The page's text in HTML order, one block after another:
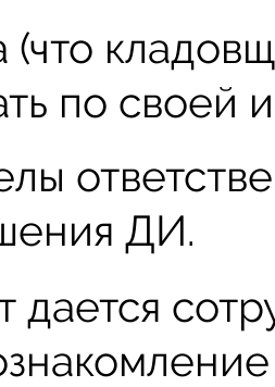
(что
по своей
ДИ.
дается